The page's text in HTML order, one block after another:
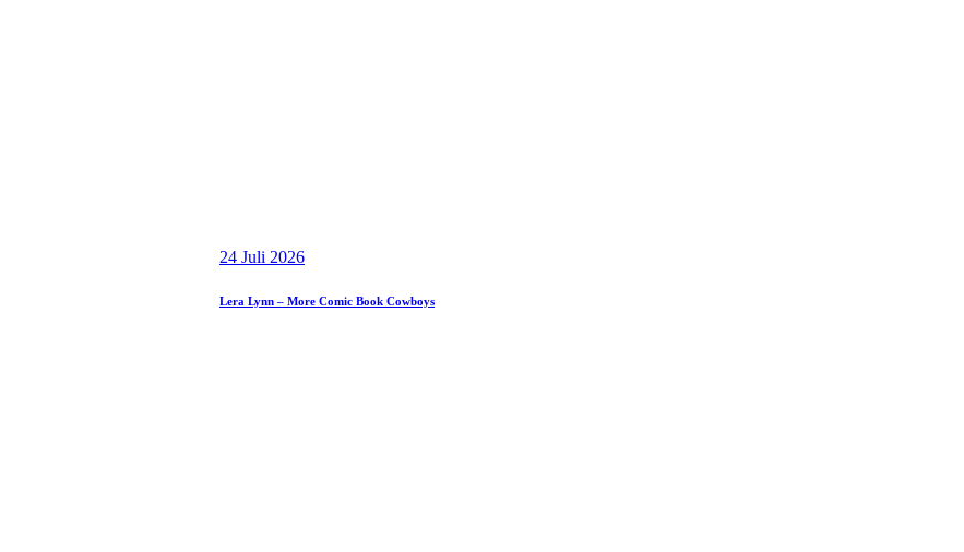
24 Juli 2026
Lera Lynn – More Comic Book Cowboys